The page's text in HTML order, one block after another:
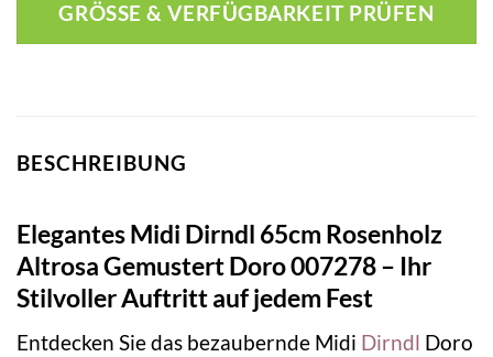
GRÖSSE & VERFÜGBARKEIT PRÜFEN
BESCHREIBUNG
Elegantes Midi Dirndl 65cm Rosenholz
Altrosa Gemustert Doro 007278 – Ihr
Stilvoller Auftritt auf jedem Fest
Entdecken Sie das bezaubernde Midi Dirndl Doro